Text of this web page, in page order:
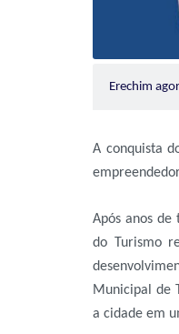
Erechim
A conquista
Após anos
do Turismo
Municipal de
a cidade em